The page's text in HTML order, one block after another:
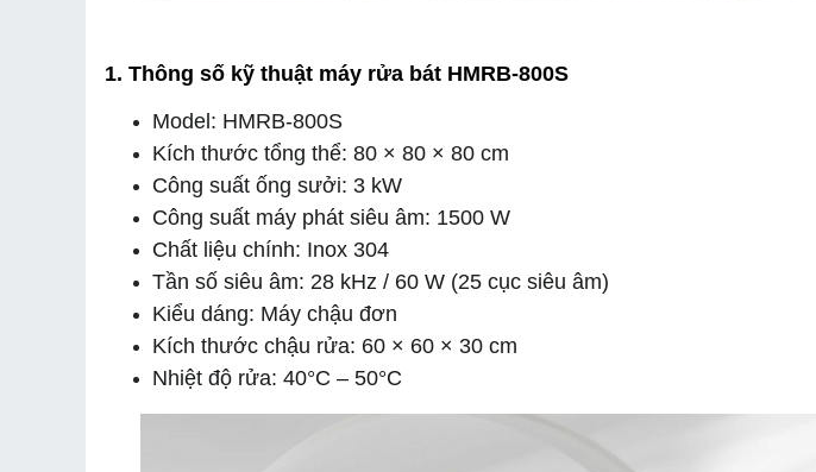
1. Thông số kỹ thuật máy rửa bát HMRB-800S
Model: HMRB-800S
Kích thước tổng thể: 80 × 80 × 80 cm
Công suất ống sưởi: 3 kW
Công suất máy phát siêu âm: 1500 W
Chất liệu chính: Inox 304
Tần số siêu âm: 28 kHz / 60 W (25 cục siêu âm)
Kiểu dáng: Máy chậu đơn
Kích thước chậu rửa: 60 × 60 × 30 cm
Nhiệt độ rửa: 40°C – 50°C